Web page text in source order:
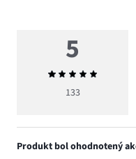
5
Priemerné
hodnotenie
133
Produkt bol ohodnotený